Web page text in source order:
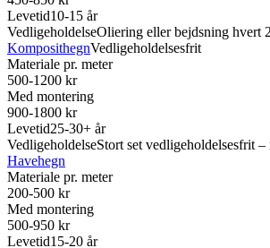
Levetid10-15 år
VedligeholdelseOliering eller bejdsning hvert
KomposithegnVedligeholdelsesfrit
Materiale pr. meter
500-1200 kr
Med montering
900-1800 kr
Levetid25-30+ år
VedligeholdelseStort set vedligeholdelsesfrit
Havehegn
Materiale pr. meter
200-500 kr
Med montering
500-950 kr
Levetid15-20 år